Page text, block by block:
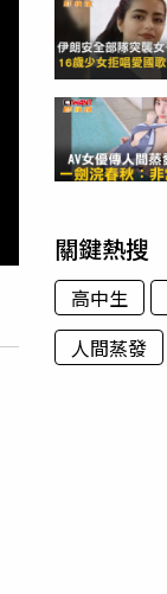
關鍵熱搜
高中生
人間蒸發